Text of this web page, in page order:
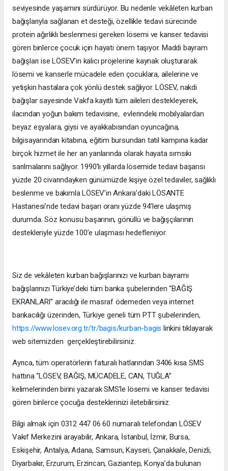
seviyesinde yaşamını sürdürüyor. Bu nedenle vekâleten kurban
bağışlarıyla sağlanan et desteği, özellikle tedavi sürecinde
protein ağırlıklı beslenmesi gereken lösemi ve kanser tedavisi
gören binlerce çocuk için hayati önem taşıyor. Maddi bayram
bağışları ise LÖSEV’in kalıcı projelerine kaynak oluşturarak
lösemi ve kanserle mücadele eden çocuklara, ailelerine ve
yetişkin hastalara çok yönlü destek sağlıyor. LÖSEV, nakdi
bağışlar sayesinde Vakfa kayıtlı tüm aileleri destekleyerek,
ilacından yoğun bakım tedavisine, evlerindeki mobilyalardan
beyaz eşyalara, giysi ve ayakkabısından oyuncağına,
bilgisayarından kitabına, eğitim bursundan tatil kampına kadar
birçok hizmet ile her an yanlarında olarak hayata sımsıkı
sarılmalarını sağlıyor. 1990’lı yıllarda lösemide tedavi başarısı
yüzde 20 civarındayken günümüzde kişiye özel tedaviler, sağlıklı
beslenme ve bakımla LÖSEV’in Ankara’daki LÖSANTE
Hastanesi’nde tedavi başarı oranı yüzde 94’lere ulaşmış
durumda. Söz konusu başarının, gönüllü ve bağışçılarının
destekleriyle yüzde 100’e ulaşması hedefleniyor.
Siz de vekâleten kurban bağışlarınızı ve kurban bayramı
bağışlarınızı Türkiye’deki tüm banka şubelerinden “BAĞIŞ
EKRANLARI” aracılığı ile masraf ödemeden veya internet
bankacılığı üzerinden, Türkiye geneli tüm PTT şubelerinden,
https://www.losev.org.tr/tr/bagis/kurban-bagis linkini tıklayarak
web sitemizden gerçekleştirebilirsiniz.
Ayrıca, tüm operatörlerin faturalı hatlarından 3406 kısa SMS
hattına “LÖSEV, BAĞIŞ, MÜCADELE, CAN, TUĞLA”
kelimelerinden birini yazarak SMS’le lösemi ve kanser tedavisi
gören binlerce çocuğa desteklerinizi iletebilirsiniz.
Bilgi almak için 0312 447 06 60 numaralı telefondan LÖSEV
Vakıf Merkezini arayabilir, Ankara, İstanbul, İzmir, Bursa,
Eskişehir, Antalya, Adana, Samsun, Kayseri, Çanakkale, Denizli,
Diyarbakır, Erzurum, Erzincan, Gaziantep, Konya’da bulunan